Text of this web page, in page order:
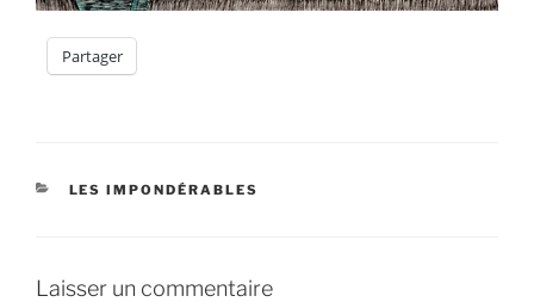
Partager
CATÉGORIES
LES IMPONDÉRABLES
Laisser un commentaire